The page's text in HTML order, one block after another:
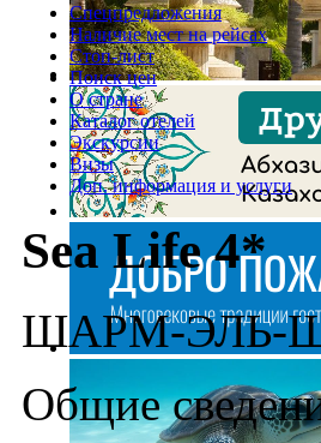
Спецпредложения
Наличие мест на рейсах
Стоп-лист
Поиск цен
О стране
Каталог отелей
Экскурсии
Визы
Доп. информация и услуги
Sea Life 4*
ШАРМ-ЭЛЬ-
Общие